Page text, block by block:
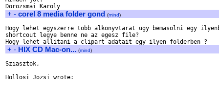
+ - corel 8 media folder gond (mind)
Hogy lehet egyszerre tobb alkonyvtarat ugy bemasolni egy
shortcout legye benne ne az egesz file?
+ - HIX CD Mac-on... (mind)
Sziasztok,
Hollosi Jozsi wrote: